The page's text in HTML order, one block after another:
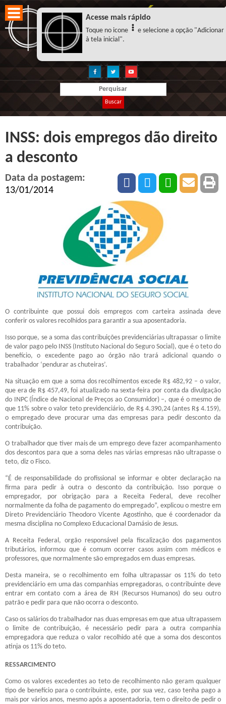
Buscar
INSS: dois empregos dão direito
a desconto
Data da postagem:
13/01/2014
O contribuinte que possui dois empregos com carteira assinada deve
conferir os valores recolhidos para garantir a sua aposentadoria.
Isso porque, se a soma das contribuições previdenciárias ultrapassar o limite
de valor pago pelo INSS (Instituto Nacional do Seguro Social), que é o teto do
benefício, o excedente pago ao órgão não trará adicional quando o
trabalhador ‘pendurar as chuteiras’.
Na situação em que a soma dos recolhimentos excede R$ 482,92 – o valor,
que era de R$ 457,49, foi atualizado na sexta-feira por conta da divulgação
do INPC (Índice de Nacional de Preços ao Consumidor) –, que é o mesmo de
que 11% sobre o valor teto previdenciário, de R$ 4.390,24 (antes R$ 4.159),
o empregado deve procurar uma das empresas para pedir desconto da
contribuição.
O trabalhador que tiver mais de um emprego deve fazer acompanhamento
dos descontos para que a soma deles nas várias empresas não ultrapasse o
teto, diz o Fisco.
“É de responsabilidade do profissional se informar e obter declaração na
firma para pedir à outra o desconto da contribuição. Isso porque o
empregador, por obrigação para a Receita Federal, deve recolher
normalmente da folha de pagamento do empregado”, explicou o mestre em
Direto Previdenciário Theodoro Vicente Agostinho, que é coordenador da
mesma disciplina no Complexo Educacional Damásio de Jesus.
A Receita Federal, orgão responsável pela fiscalização dos pagamentos
tributários, informou que é comum ocorrer casos assim com médicos e
professores, que normalmente são empregados em duas empresas.
Desta maneira, se o recolhimento em folha ultrapassar os 11% do teto
previdenciário em uma das companhias empregadoras, o contribuinte deve
entrar em contato com a área de RH (Recursos Humanos) do seu outro
patrão e pedir para que não ocorra o desconto.
Caso os salários do trabalhador nas duas empresas em que atua ultrapassem
o limite de contribuição, é necessário pedir para a outra companhia
empregadora que reduza o valor recolhido até que a soma dos descontos
atinja os 11% do teto.
RESSARCIMENTO
Como os valores excedentes ao teto de recolhimento não geram qualquer
tipo de benefício para o contribuinte, este, por sua vez, caso tenha pago a
mais por vários anos, mesmo após a aposentadoria, tem o direito de pedir o
Acesse mais rápido
Toque no icone
e selecione a opção "Adicionar
à tela inicial".